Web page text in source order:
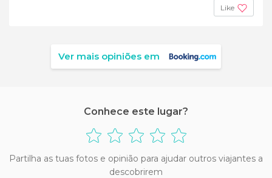
Like
Ver mais opiniões em
Conhece este lugar?
Partilha as tuas fotos e opinião para ajudar outros viajantes a
descobrirem